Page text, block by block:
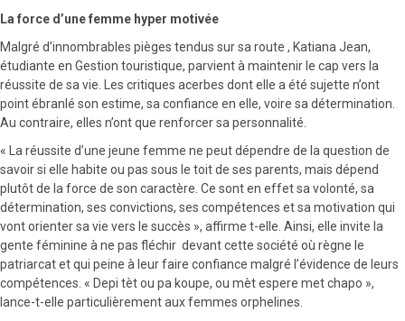
La force d’une femme hyper motivée
Malgré d’innombrables pièges tendus sur sa route , Katiana Jean,
étudiante en Gestion touristique, parvient à maintenir le cap vers la
réussite de sa vie. Les critiques acerbes dont elle a été sujette n’ont
point ébranlé son estime, sa confiance en elle, voire sa détermination.
Au contraire, elles n’ont que renforcer sa personnalité.
« La réussite d’une jeune femme ne peut dépendre de la question de
savoir si elle habite ou pas sous le toit de ses parents, mais dépend
plutôt de la force de son caractère. Ce sont en effet sa volonté, sa
détermination, ses convictions, ses compétences et sa motivation qui
vont orienter sa vie vers le succès », affirme t-elle. Ainsi, elle invite la
gente féminine à ne pas fléchir devant cette société où règne le
patriarcat et qui peine à leur faire confiance malgré l’évidence de leurs
compétences. « Depi tèt ou pa koupe, ou mèt espere met chapo »,
lance-t-elle particulièrement aux femmes orphelines.